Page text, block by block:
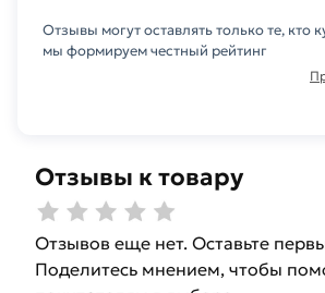
сертифицирован, соответствует
стандартам качества. Возврат
товарa в течение 14 дней
Отзывы к товару
Отзывов еще нет. Оставьте
Поделитесь мнением, чтобы
Отзывы могут оставлять только те, кто
мы формируем честный рейтинг